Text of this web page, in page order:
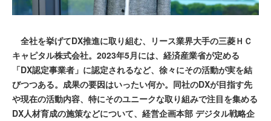
全社を挙げてDX推進に取り組む、リース業界大手の三菱ＨＣ
キャピタル株式会社。2023年5月には、経済産業省が定める
「DX認定事業者」に認定されるなど、徐々にその活動が実を結
びつつある。成果の要因はいったい何か。同社のDXが目指す先
や現在の活動内容、特にそのユニークな取り組みで注目を集める
DX人材育成の施策などについて、経営企画本部 デジタル戦略企